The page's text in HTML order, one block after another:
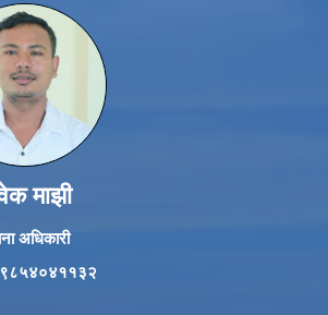
माझी
अधिकारी